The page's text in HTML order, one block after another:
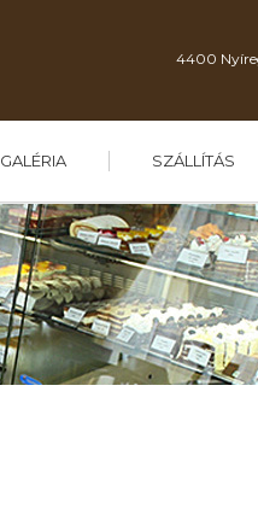
4400
GALÉRIA SZÁLLÍTÁS